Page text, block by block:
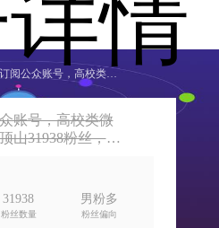
情
2016年注册订阅公众账号，高校类微信公众号购买，平顶山31938粉丝，男粉多，账号限时优惠价格
账号，高校类微
山31938粉丝，男
31938
粉丝数量
男粉多
粉丝偏向